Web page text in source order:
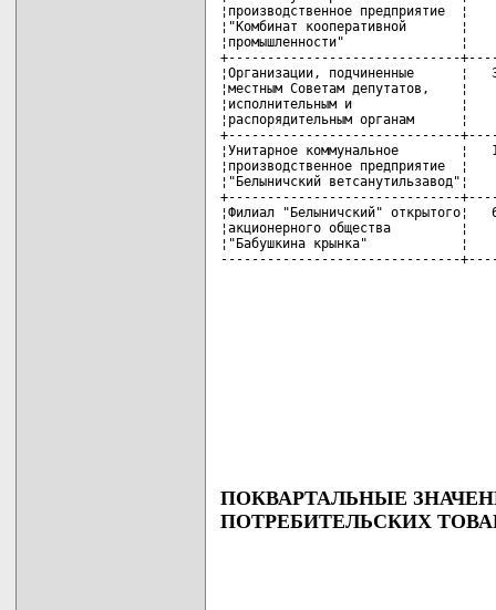
¦производственное
¦"Комбинат кооперативной
¦промышленности"
+------------------------------
¦Организации, подчиненные      ¦
¦местным Советам
¦исполнительным и
¦распорядительным
+------------------------------
¦Унитарное коммунальное        ¦
¦производственное
¦"Белыничский
+------------------------------
¦Филиал "Белыничский"
¦акционерного общества
¦"Бабушкина крынка"
-------------------------------
ПОКВАРТАЛЬНЫЕ
ПОТРЕБИТЕЛЬСКИХ